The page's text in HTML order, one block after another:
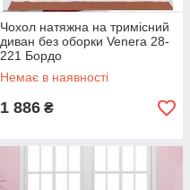
Чохол натяжна на тримісний
диван без оборки Venera 28-
221 Бордо
Немає в наявності
1 886 ₴